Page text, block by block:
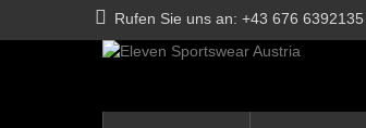
Rufen Sie uns an: +43 676 6392135